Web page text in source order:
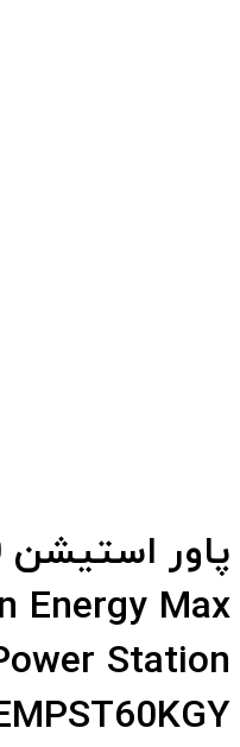
Energy Max
Station